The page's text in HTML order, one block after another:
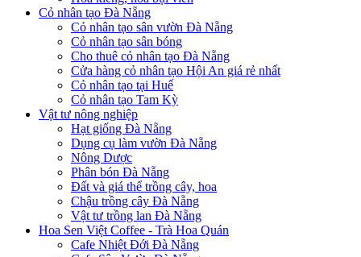
Cỏ nhân tạo Đà Nẵng
Cỏ nhân tạo sân vườn Đà Nẵng
Cỏ nhân tạo sân bóng
Cho thuê cỏ nhân tạo Đà Nẵng
Cửa hàng cỏ nhân tạo Hội An giá rẻ nhất
Cỏ nhân tạo tại Huế
Cỏ nhân tạo Tam Kỳ
Vật tư nông nghiệp
Hạt giống Đà Nẵng
Dụng cụ làm vườn Đà Nẵng
Nông Dược
Phân bón Đà Nẵng
Đất và giá thể trồng cây, hoa
Chậu trồng cây Đà Nẵng
Vật tư trồng lan Đà Nẵng
Hoa Sen Việt Coffee - Trà Hoa Quán
Cafe Nhiệt Đới Đà Nẵng